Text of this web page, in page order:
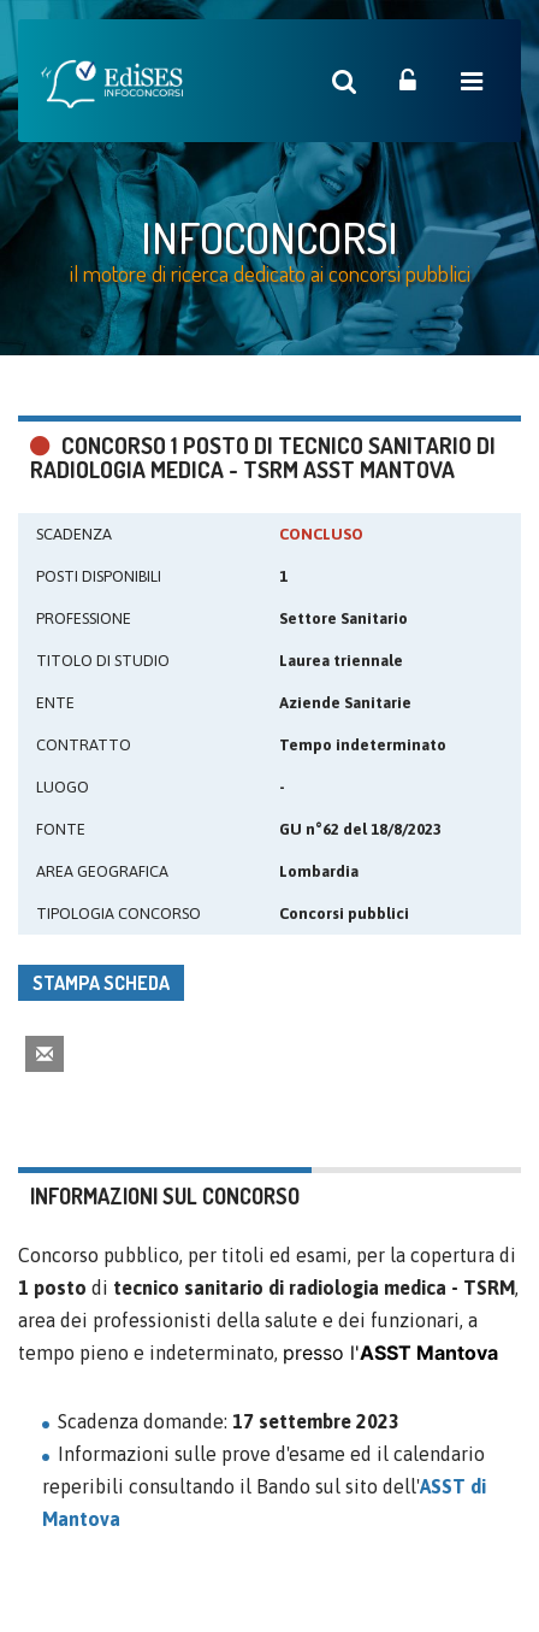
INFOCONCORSI
il motore di ricerca dedicato ai concorsi pubblici
CONCORSO 1 POSTO DI TECNICO SANITARIO DI
RADIOLOGIA MEDICA - TSRM ASST MANTOVA
SCADENZA CONCLUSO
POSTI DISPONIBILI 1
PROFESSIONE Settore Sanitario
TITOLO DI STUDIO Laurea triennale
ENTE Aziende Sanitarie
CONTRATTO Tempo indeterminato
LUOGO -
FONTE GU n°62 del 18/8/2023
AREA GEOGRAFICA Lombardia
TIPOLOGIA CONCORSO Concorsi pubblici
STAMPA SCHEDA
INFORMAZIONI SUL CONCORSO
Concorso pubblico, per titoli ed esami, per la copertura di
1 posto di tecnico sanitario di radiologia medica - TSRM,
area dei professionisti della salute e dei funzionari, a
tempo pieno e indeterminato, presso l'ASST Mantova
Scadenza domande: 17 settembre 2023
Informazioni sulle prove d'esame ed il calendario
reperibili consultando il Bando sul sito dell'ASST di
Mantova